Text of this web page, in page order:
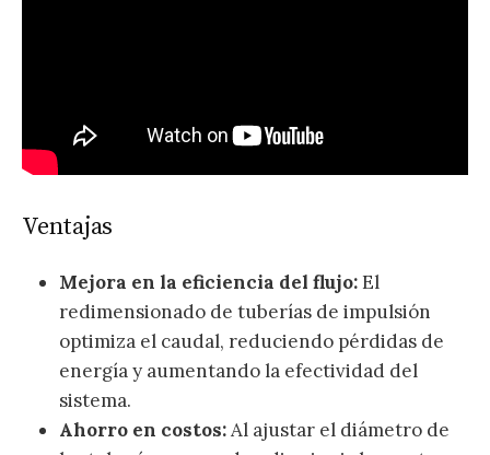
Ventajas
Mejora en la eficiencia del flujo:El
redimensionado de tuberías de impulsión
optimiza el caudal, reduciendo pérdidas de
energía y aumentando la efectividad del
sistema.
Ahorro en costos:Al ajustar el diámetro de